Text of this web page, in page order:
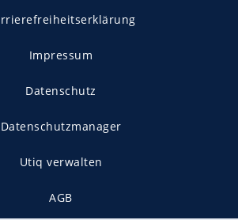
Impressum
Datenschutz
Datenschutzmanager
Utiq verwalten
AGB